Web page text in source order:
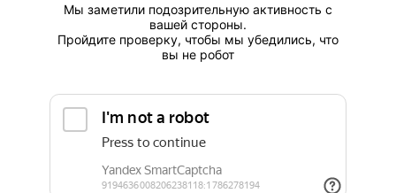
Мы заметили подозрительную активность с
вашей стороны.
Пройдите проверку, чтобы мы убедились, что
вы не робот